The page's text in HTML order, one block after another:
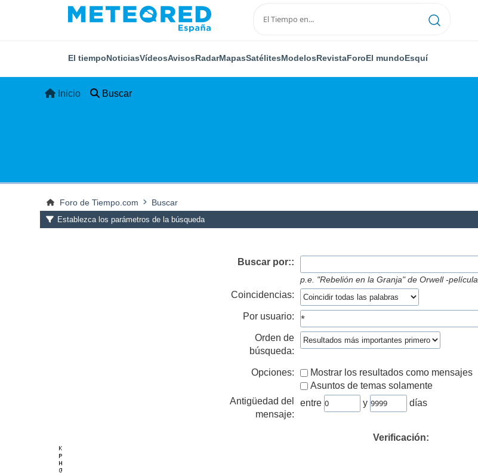
El tiempoNoticiasVídeosAvisosRadarMapasSatélitesModelosRevistaForoEl mundoEsquí
Inicio Buscar
Foro de Tiempo.com Buscar
Establezca los parámetros de la búsqueda
Buscar por::
p.e. "Rebelión en la Granja" de Orwell -película
Coincidencias:
Por usuario:
Orden de
búsqueda:
Opciones:
Mostrar los resultados como mensajes
Asuntos de temas solamente
Antigüedad del
mensaje:
entre y días
Verificación: